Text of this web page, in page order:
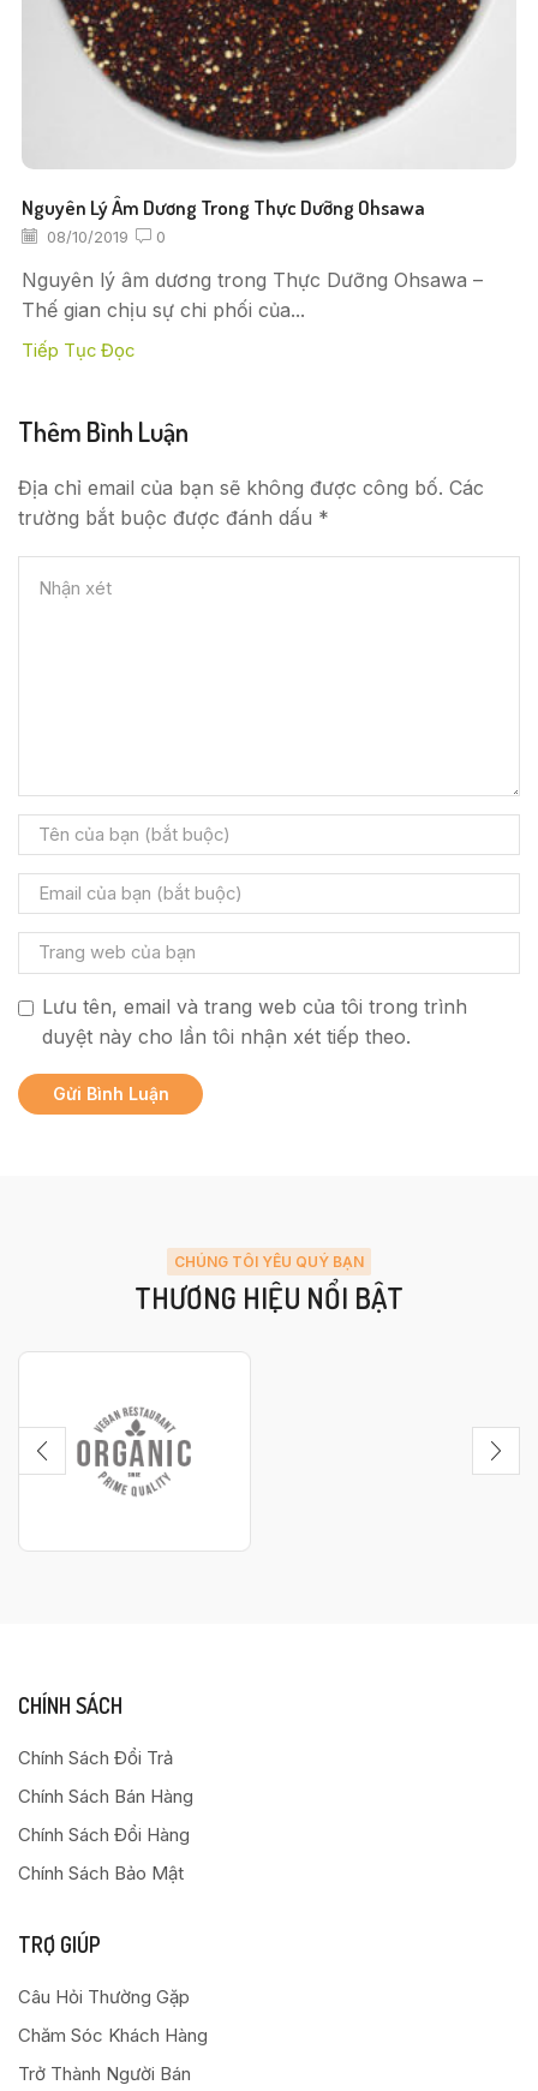
Nguyên Lý Âm Dương Trong Thực Dưỡng Ohsawa
08/10/2019 0
Nguyên lý âm dương trong Thực Dưỡng Ohsawa –
Thế gian chịu sự chi phối của...
Tiếp Tục Đọc
Thêm Bình Luận
Địa chỉ email của bạn sẽ không được công bố. Các
trường bắt buộc được đánh dấu *
Lưu tên, email và trang web của tôi trong trình
duyệt này cho lần tôi nhận xét tiếp theo.
CHÚNG TÔI YÊU QUÝ BẠN
THƯƠNG HIỆU NỔI BẬT
CHÍNH SÁCH
Chính Sách Đổi Trả
Chính Sách Bán Hàng
Chính Sách Đổi Hàng
Chính Sách Bảo Mật
TRỢ GIÚP
Câu Hỏi Thường Gặp
Chăm Sóc Khách Hàng
Trở Thành Người Bán